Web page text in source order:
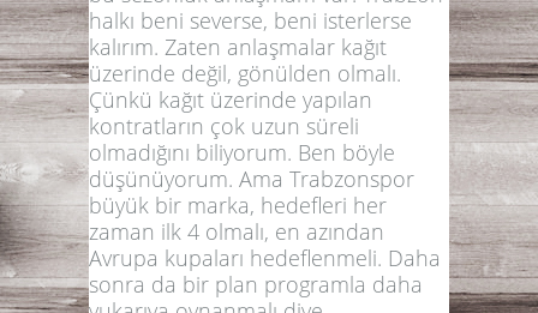
halkı beni severse, beni isterlerse
kalırım. Zaten anlaşmalar kağıt
üzerinde değil, gönülden olmalı.
Çünkü kağıt üzerinde yapılan
kontratların çok uzun süreli
olmadığını biliyorum. Ben böyle
düşünüyorum. Ama Trabzonspor
büyük bir marka, hedefleri her
zaman ilk 4 olmalı, en azından
Avrupa kupaları hedeflenmeli. Daha
sonra da bir plan programla daha